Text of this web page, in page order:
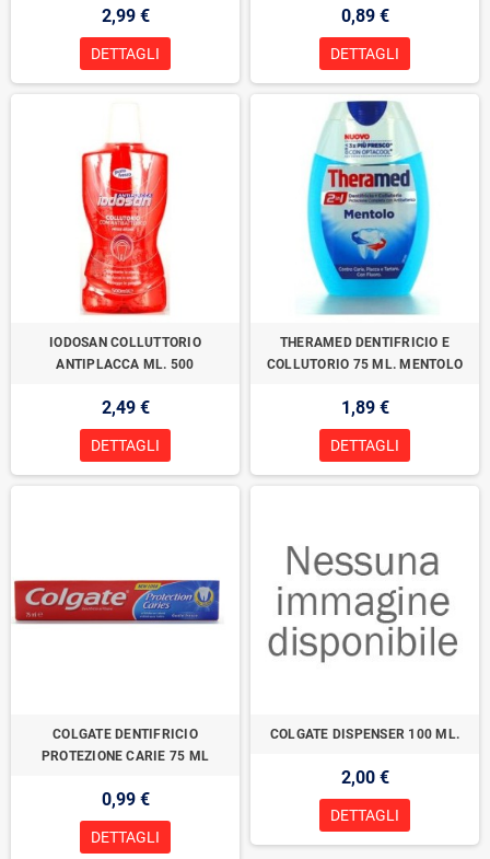
2,99 €
DETTAGLI
0,89 €
DETTAGLI
IODOSAN COLLUTTORIO
ANTIPLACCA ML. 500
2,49 €
DETTAGLI
THERAMED DENTIFRICIO E
COLLUTORIO 75 ML. MENTOLO
1,89 €
DETTAGLI
COLGATE DENTIFRICIO
PROTEZIONE CARIE 75 ML
0,99 €
DETTAGLI
COLGATE DISPENSER 100 ML.
2,00 €
DETTAGLI